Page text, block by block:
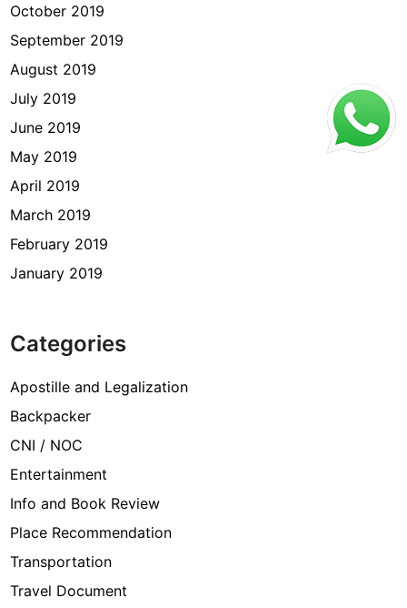
October 2019
September 2019
August 2019
July 2019
June 2019
May 2019
April 2019
March 2019
February 2019
January 2019
Categories
Apostille and Legalization
Backpacker
CNI / NOC
Entertainment
Info and Book Review
Place Recommendation
Transportation
Travel Document